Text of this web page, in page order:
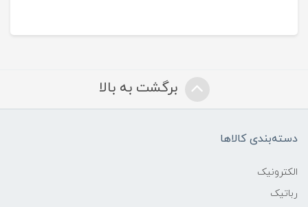
برگشت به بالا
دسته‌بندی کالاها
الکترونیک
رباتیک